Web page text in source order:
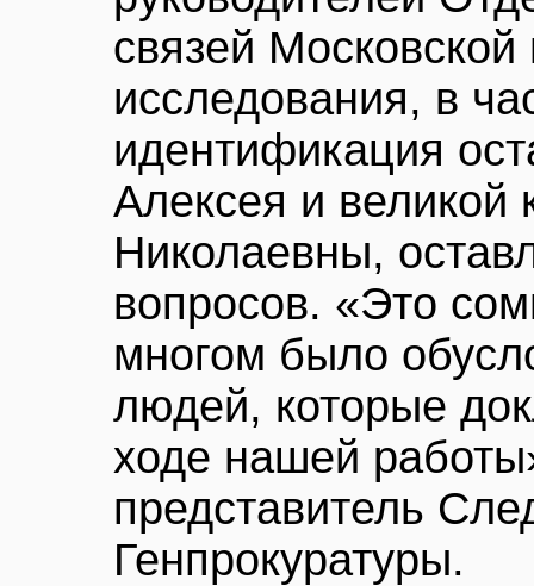
связей Московской
исследования, в
идентификация
Алексея и
Николаевны,
вопросов. «Это
многом было
людей, которые
ходе нашей
представитель
Генпрокуратуры.